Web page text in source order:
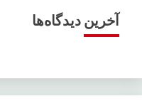
آخرین دیدگاه‌ها